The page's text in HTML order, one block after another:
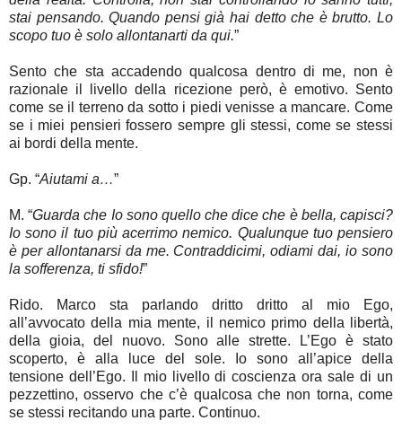
stai pensando. Quando pensi già hai detto che è brutto. Lo
scopo tuo è solo allontanarti da qui.”
Sento che sta accadendo qualcosa dentro di me, non è
razionale il livello della ricezione però, è emotivo. Sento
come se il terreno da sotto i piedi venisse a mancare. Come
se i miei pensieri fossero sempre gli stessi, come se stessi
ai bordi della mente.
Gp. “Aiutami a…”
M. “Guarda che Io sono quello che dice che è bella, capisci?
Io sono il tuo più acerrimo nemico. Qualunque tuo pensiero
è per allontanarsi da me. Contraddicimi, odiami dai, io sono
la sofferenza, ti sfido!”
Rido. Marco sta parlando dritto dritto al mio Ego,
all’avvocato della mia mente, il nemico primo della libertà,
della gioia, del nuovo. Sono alle strette. L’Ego è stato
scoperto, è alla luce del sole. Io sono all’apice della
tensione dell’Ego. Il mio livello di coscienza ora sale di un
pezzettino, osservo che c’è qualcosa che non torna, come
se stessi recitando una parte. Continuo.